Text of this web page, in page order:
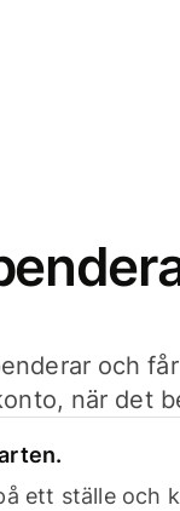
och
när det
ett ställe och